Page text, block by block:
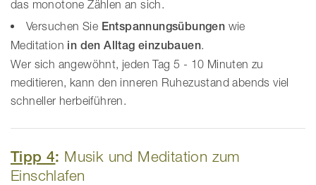
das monotone Zählen an sich.
Versuchen Sie Entspannungsübungen wie
Meditation in den Alltag einzubauen.
Wer sich angewöhnt, jeden Tag 5 - 10 Minuten zu
meditieren, kann den inneren Ruhezustand abends viel
schneller herbeiführen.
Tipp 4: Musik und Meditation zum
Einschlafen